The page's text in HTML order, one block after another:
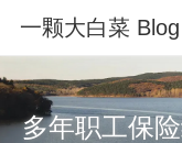
一颗大白菜 Blog
多年职工保